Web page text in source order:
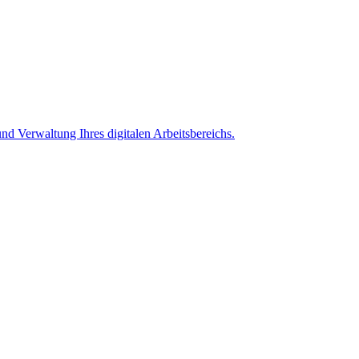
Verwaltung Ihres digitalen Arbeitsbereichs.